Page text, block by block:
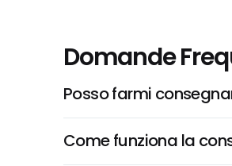
Domande
Posso farmi
Come funziona la